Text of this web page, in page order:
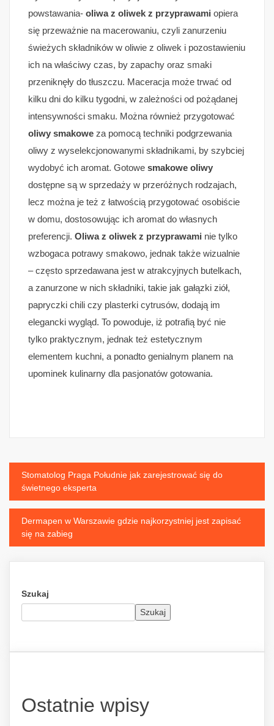
powstawania- oliwa z oliwek z przyprawami opiera
się przeważnie na macerowaniu, czyli zanurzeniu
świeżych składników w oliwie z oliwek i pozostawieniu
ich na właściwy czas, by zapachy oraz smaki
przeniknęły do tłuszczu. Maceracja może trwać od
kilku dni do kilku tygodni, w zależności od pożądanej
intensywności smaku. Można również przygotować
oliwy smakowe za pomocą techniki podgrzewania
oliwy z wyselekcjonowanymi składnikami, by szybciej
wydobyć ich aromat. Gotowe smakowe oliwy
dostępne są w sprzedaży w przeróżnych rodzajach,
lecz można je też z łatwością przygotować osobiście
w domu, dostosowując ich aromat do własnych
preferencji. Oliwa z oliwek z przyprawami nie tylko
wzbogaca potrawy smakowo, jednak także wizualnie
– często sprzedawana jest w atrakcyjnych butelkach,
a zanurzone w nich składniki, takie jak gałązki ziół,
papryczki chili czy plasterki cytrusów, dodają im
elegancki wygląd. To powoduje, iż potrafią być nie
tylko praktycznym, jednak też estetycznym
elementem kuchni, a ponadto genialnym planem na
upominek kulinarny dla pasjonatów gotowania.
Nawigacja
wpisu
Stomatolog Praga Południe jak zarejestrować się do
świetnego eksperta
Dermapen w Warszawie gdzie najkorzystniej jest zapisać
się na zabieg
Szukaj
Szukaj
Ostatnie wpisy